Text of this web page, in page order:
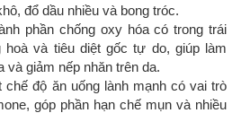
đổ dầu nhiều và bong tróc.
phần chống oxy hóa có trong trái
và tiêu diệt gốc tự do, giúp làm
và giảm nếp nhăn trên da.
chế độ ăn uống lành mạnh có vai trò
góp phần hạn chế mụn và nhiều